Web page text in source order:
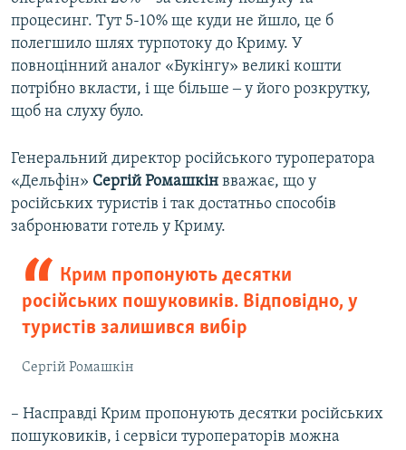
процесинг. Тут 5-10% ще куди не йшло, це б
полегшило шлях турпотоку до Криму. У
повноцінний аналог «Букінгу» великі кошти
потрібно вкласти, і ще більше ‒ у його розкрутку,
щоб на слуху було.
Генеральний директор російського туроператора
«Дельфін» Сергій Ромашкін вважає, що у
російських туристів і так достатньо способів
забронювати готель у Криму.
Крим пропонують десятки
російських пошуковиків. Відповідно, у
туристів залишився вибір
Сергій Ромашкін
– Насправді Крим пропонують десятки російських
пошуковиків, і сервіси туроператорів можна